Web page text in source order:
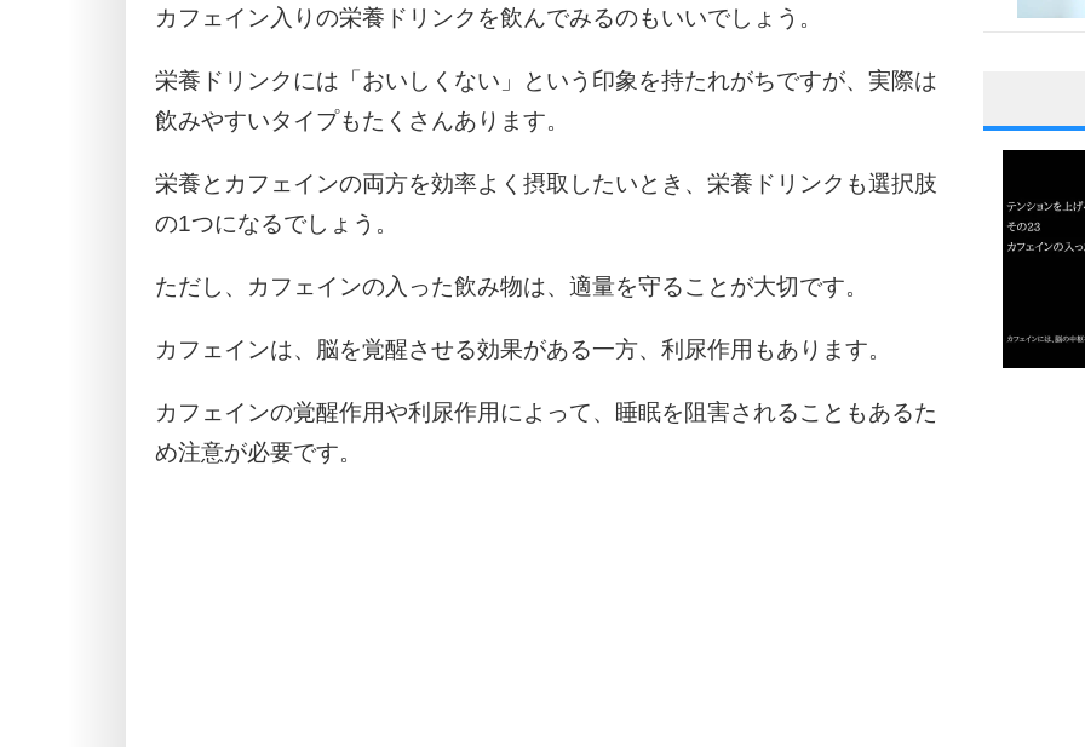
カフェイン入りの栄養ドリンクを飲んでみるのもいいでしょう。
栄養ドリンクには「おいしくない」という印象を持たれがちですが、実際は
飲みやすいタイプもたくさんあります。
栄養とカフェインの両方を効率よく摂取したいとき、栄養ドリンクも選択肢
の1つになるでしょう。
ただし、カフェインの入った飲み物は、適量を守ることが大切です。
カフェインは、脳を覚醒させる効果がある一方、利尿作用もあります。
カフェインの覚醒作用や利尿作用によって、睡眠を阻害されることもあるた
め注意が必要です。
1
3